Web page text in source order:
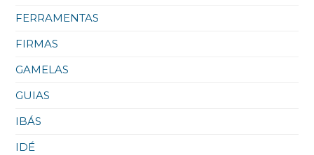
FERRAMENTAS
FIRMAS
GAMELAS
GUIAS
IBÁS
IDÉ